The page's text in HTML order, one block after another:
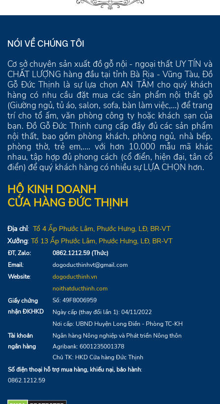
NÓI VỀ CHÚNG TÔI
Cơ sở chuyên sản xuất đồ gỗ nội - ngoại thất UY TÍN và
CHẤT LƯỢNG hàng đầu tại tỉnh Bà Rịa - Vũng Tàu, Đồ
Gỗ Đức Thịnh là sự lựa chọn AN TÂM cho quý khách
hàng có nhu cầu đặt mua các sản phẩm nội thất gỗ
(Giường ngủ, tủ áo, salon, sofa, bàn làm việc,...) để trang
trí cho tổ ấm, văn phòng công ty hoặc khách sạn của
bạn. Đồ Gỗ Đức Thịnh cung cấp đầy đủ các sản phẩm
nội thất, bao gồm phòng khách, phòng ngủ, nhà bếp,
phòng thờ, trẻ em,.... với hơn 10.000 mẫu mã khác
nhau, tập hợp đủ phong cách (cổ điển, hiện đại, tân cổ
điển) để quý khách hàng có nhiều sự LỰA CHỌN hơn.
HỘ KINH DOANH
CỬA HÀNG ĐỨC THỊNH
Địa chỉ: Tổ 4 Ấp Phước Lâm, Phước Hưng, LĐ, BR-VT
Xưởng: Tổ 13 Ấp Phước Lâm, Phước Hưng, LĐ, BR-VT
ĐT, Zalo:
0862.1212.59 (Thức)
Email:
dogoducthinhvt@gmail.com
Website:
dogoducthinh.vn
noithatducthinh.com
Giấy chứng
nhận ĐKHKD
Số: 49F8006959
Ngày cấp (thay đổi lần 1): 04/11/2022
Nơi cấp: UBND Huyện Long Điền - Phòng TC-KH
Tài khoản
ngân hàng
Ngân hàng Nông nghiệp và Phát triển Nông thôn
Agribank: 6001235001378
Chủ TK: HKD Cửa hàng Đức Thịnh
Số điện thoại hỗ trợ mua hàng, khiếu nại, bảo hành:
0862.1212.59